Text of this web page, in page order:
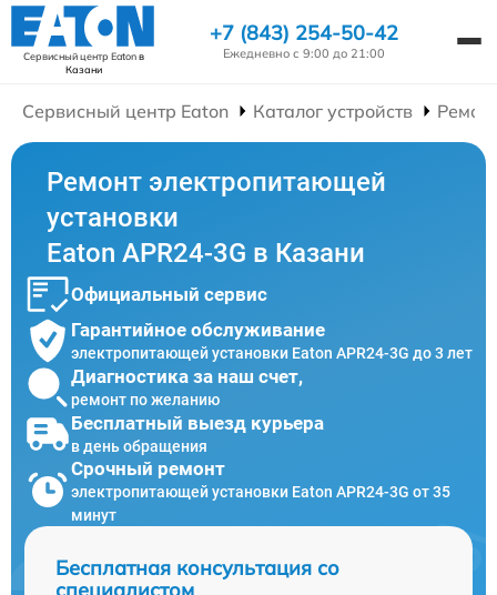
Сервисный центр Eatonв
Казани
+7 (843) 254-50-42
Ежедневно с 9:00 до 21:00
Сервисный центр Eaton Каталог устройств
Ремонт электропитающей
установки
Eaton APR24-3G в Казани
Официальный сервис
Гарантийное обслуживание
электропитающей установки Eaton APR24-3G до 3 лет
Диагностика за наш счет,
ремонт по желанию
Бесплатный выезд курьера
в день обращения
Срочный ремонт
электропитающей установки Eaton APR24-3G от 35
минут
Бесплатная консультация со